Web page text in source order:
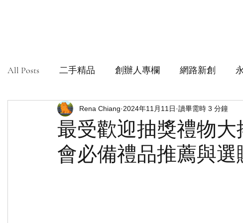
All Posts 二手精品 創辦人專欄 網路新創
社會創新組織 安心購鑑定
最受歡迎抽獎禮物
會必備禮品推薦與選
Rena Chiang 2024年11月11日 讀畢需時 3 分鐘